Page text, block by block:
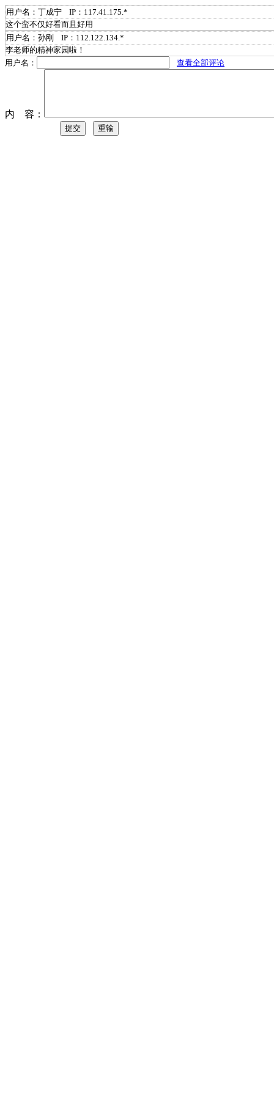
用户名：丁成宁 IP：117.41.175.*
这个蛮不仅好看而且好用
用户名：孙刚 IP：112.122.134.*
李老师的精神家园啦！
用户名：
查看全部评论
内 容：